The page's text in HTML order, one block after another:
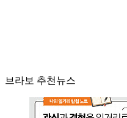
브라보 추천뉴스